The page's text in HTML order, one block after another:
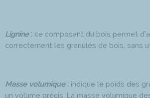
Lignine : ce composant du bois permet
correctement les granulés de bois, sans
Masse volumique : indique le poids des
un volume précis. La masse volumique